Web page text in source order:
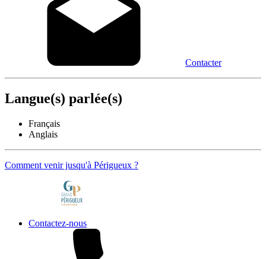
Contacter
Langue(s) parlée(s)
Français
Anglais
Comment venir jusqu'à Périgueux ?
Contactez-nous